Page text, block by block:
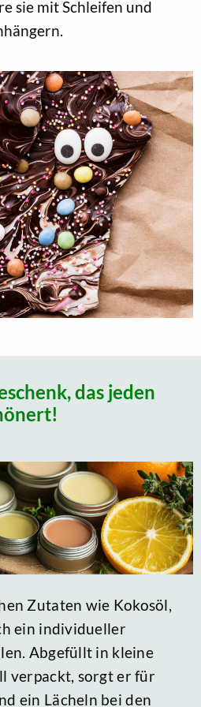
sie mit Schleifen und
das jeden
Zutaten wie Kokosöl,
ein individueller
Abgefüllt in kleine
verpackt, sorgt er für
ein Lächeln bei den